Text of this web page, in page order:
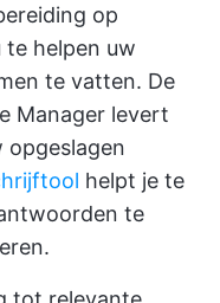
op
te helpen uw
te vatten. De
Manager levert
helpt je te
te